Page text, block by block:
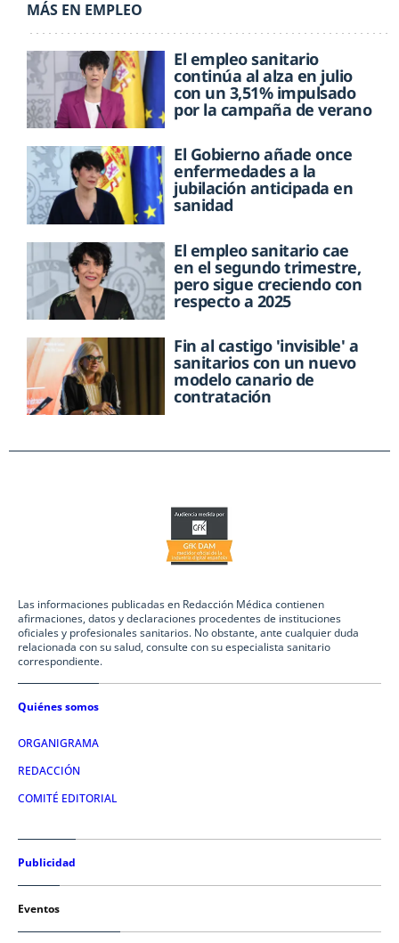
MÁS EN EMPLEO
El empleo sanitario
continúa al alza en julio
con un 3,51% impulsado
por la campaña de verano
El Gobierno añade once
enfermedades a la
jubilación anticipada en
sanidad
El empleo sanitario cae
en el segundo trimestre,
pero sigue creciendo con
respecto a 2025
Fin al castigo 'invisible' a
sanitarios con un nuevo
modelo canario de
contratación
Las informaciones publicadas en Redacción Médica contienen
afirmaciones, datos y declaraciones procedentes de instituciones
oficiales y profesionales sanitarios. No obstante, ante cualquier duda
relacionada con su salud, consulte con su especialista sanitario
correspondiente.
Quiénes somos
ORGANIGRAMA
REDACCIÓN
COMITÉ EDITORIAL
Publicidad
Eventos